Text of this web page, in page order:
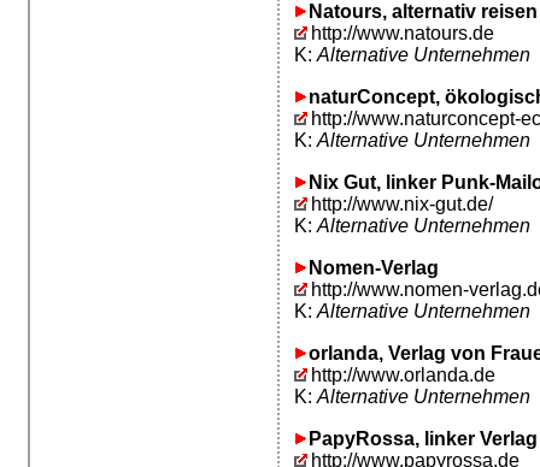
Natours, alternativ reisen
http://www.natours.de
K: Alternative Unternehmen
naturConcept,
http://www.naturconcept-
K: Alternative Unternehmen
Nix Gut, linker Punk-
http://www.nix-gut.de/
K: Alternative Unternehmen
Nomen-Verlag
http://www.nomen-
K: Alternative Unternehmen
orlanda, Verlag von
http://www.orlanda.de
K: Alternative Unternehmen
PapyRossa, linker Verlag
http://www.papyrossa.de